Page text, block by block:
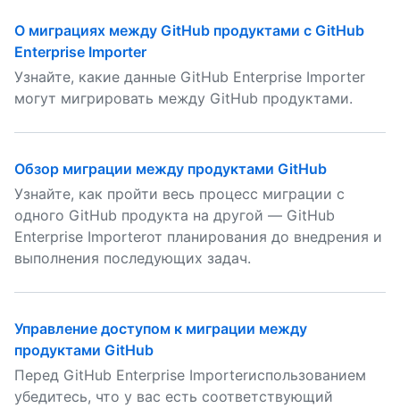
О миграциях между GitHub продуктами с GitHub
Enterprise Importer
Узнайте, какие данные GitHub Enterprise Importer
могут мигрировать между GitHub продуктами.
Обзор миграции между продуктами GitHub
Узнайте, как пройти весь процесс миграции с
одного GitHub продукта на другой — GitHub
Enterprise Importerот планирования до внедрения и
выполнения последующих задач.
Управление доступом к миграции между
продуктами GitHub
Перед GitHub Enterprise Importerиспользованием
убедитесь, что у вас есть соответствующий